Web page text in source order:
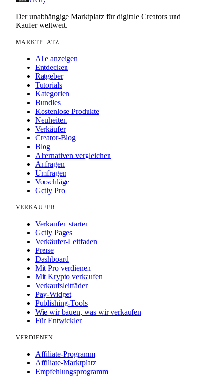
Der unabhängige Marktplatz für digitale Creators und
Käufer weltweit.
MARKTPLATZ
Alle anzeigen
Entdecken
Ratgeber
Tutorials
Kategorien
Bundles
Kostenlose Produkte
Neuheiten
Verkäufer
Creator-Blog
Blog
Alternativen vergleichen
Anfragen
Umfragen
Vorschläge
Getly Pro
VERKÄUFER
Verkaufen starten
Getly Pages
Verkäufer-Leitfaden
Preise
Dashboard
Mit Pro verdienen
Mit Krypto verkaufen
Verkaufsleitfäden
Pay-Widget
Publishing-Tools
Wie wir bauen, was wir verkaufen
Für Entwickler
VERDIENEN
Affiliate-Programm
Affiliate-Marktplatz
Empfehlungsprogramm